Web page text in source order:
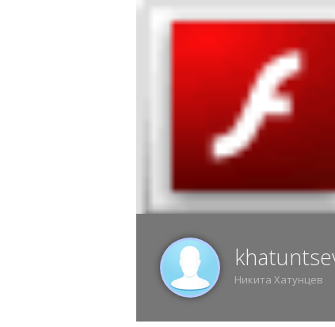
6 АВГУСТА, ЧЕТВЕРГ, 01:16, ВОРОНЕЖ
Никита Хатунцев